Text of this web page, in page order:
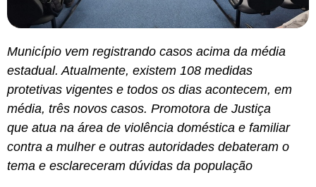
Município vem registrando casos acima da média
estadual. Atualmente, existem 108 medidas
protetivas vigentes e todos os dias acontecem, em
média, três novos casos. Promotora de Justiça
que atua na área de violência doméstica e familiar
contra a mulher e outras autoridades debateram o
tema e esclareceram dúvidas da população